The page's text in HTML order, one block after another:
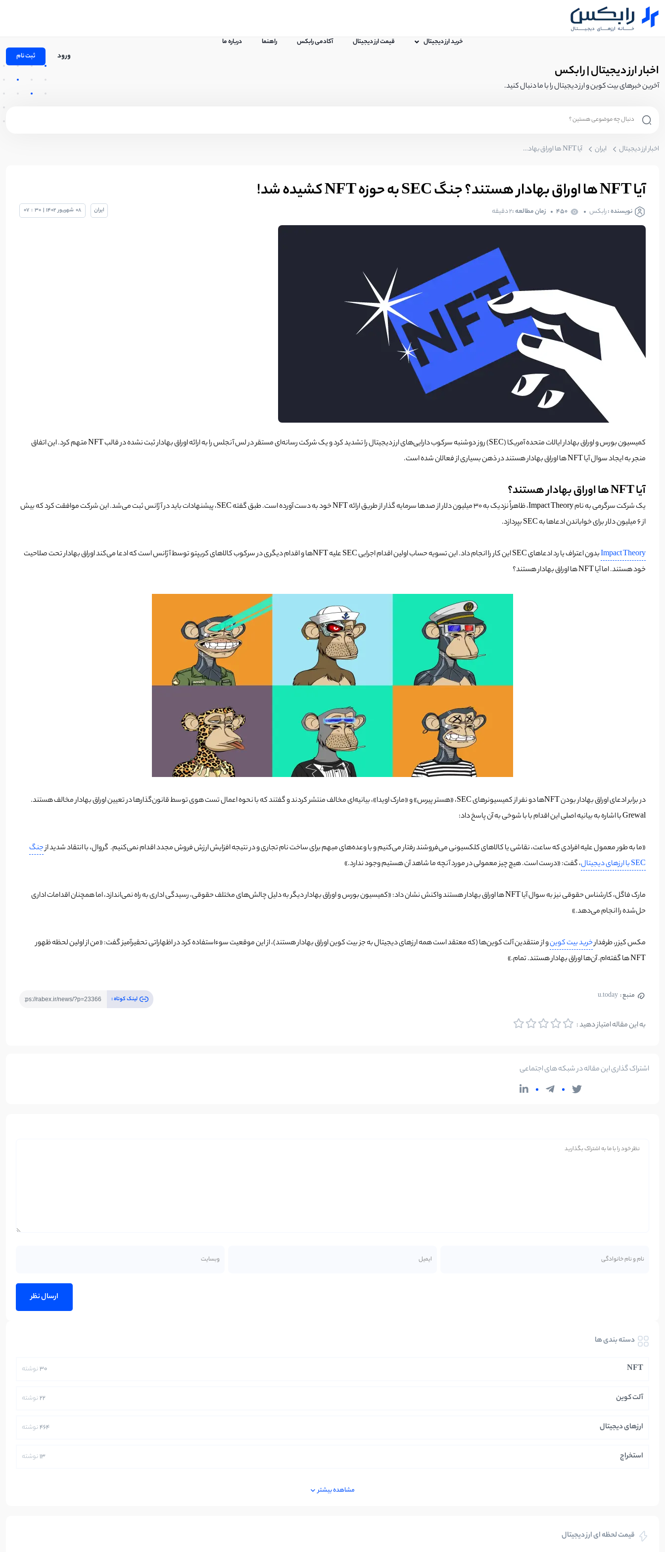
خرید ارز دیجیتال قیمت ارز دیجیتال آکادمی رابکس راهنما درباره ما
ورود ثبت نام
اخبار ارز دیجیتال | رابکس
آخرین خبرهای بیت کوین و ارز دیجیتال را با ما دنبال کنید.
اخبار ارز دیجیتال ایران آیا NFT ها اوراق بهادار هستند؟ جنگ SEC به حوزه NFT کشیده شد!
آیا NFT ها اوراق بهادار هستند؟ جنگ SEC به حوزه NFT کشیده شد!
نویسنده :رابکس 450 زمان مطالعه :2 دقیقه ایران 08 شهریور 1402
|
30
:
07
کمیسیون بورس و اوراق بهادار ایالات متحده آمریکا (SEC) روز دوشنبه سرکوب دارایی‌های ارز دیجیتال را تشدید کرد و یک شرکت رسانه‌ای مستقر در لس آنجلس را به ارائه اوراق بهادار ثبت نشده در قالب NFT متهم کرد. این اتفاق
منجر به ایجاد سوال آیا NFT ها اوراق بهادار هستند در ذهن بسیاری از فعالان شده است.
آیا NFT ها اوراق بهادار هستند؟
یک شرکت سرگرمی به نام Impact Theory، ظاهراً نزدیک به 30 میلیون دلار از صدها سرمایه گذار از طریق ارائه NFT خود به دست آورده است. طبق گفته SEC، پیشنهادات باید در آژانس ثبت می‌شد. این شرکت موافقت کرد که بیش
از 6 میلیون دلار برای خواباندن ادعاها به SEC بپردازد.
Impact Theory
بدون اعتراف یا رد ادعاهای SEC این کار را انجام داد. این تسویه حساب اولین اقدام اجرایی SEC علیه NFTها و اقدام دیگری در سرکوب کالاهای کریپتو توسط آژانس است که ادعا می‌کند اوراق بهادار تحت صلاحیت
خود هستند. اما آیا NFT ها اوراق بهادار هستند؟
در برابر ادعای اوراق بهادار بودن NFT‌ها دو نفر از کمیسیونرهای SEC، «هستر پیرس» و «مارک اویدا»، بیانیه‌ای مخالف منتشر کردند و گفتند که با نحوه اعمال تست هوی توسط قانون‌گذارها در تعیین اوراق بهادار مخالف هستند.
Grewal با اشاره به بیانیه اصلی این اقدام با با شوخی به آن پاسخ داد:
«ما به طور معمول علیه افرادی که ساعت، نقاشی‌ یا کالاهای کلکسیونی می‌فروشند رفتار می‌کنیم و با وعده‌های مبهم برای ساخت نام تجاری و در نتیجه افزایش ارزش فروش مجدد اقدام نمی‌کنیم. گروال، با انتقاد شدید ازجنگ
SEC با ارزهای دیجیتال
، گفت: «درست است. هیچ چیز معمولی در مورد آنچه ما شاهد آن هستیم وجود ندارد.»
مارک فاگل، کارشناس حقوقی نیز به سوال آیا NFT ها اوراق بهادار هستند واکنش نشان داد: «کمیسیون بورس و اوراق بهادار دیگر به دلیل چالش‌های مختلف حقوقی، رسیدگی اداری به راه نمی‌اندازد، اما همچنان اقدامات اداری
حل‌شده را انجام می‌دهد.»
مکس کیزر، طرفدارخرید بیت کوینو از منتقدین آلت کوین‌ها (که معتقد است همه ارزهای دیجیتال به جز بیت کوین اوراق بهادار هستند)، از این موقعیت سوءاستفاده کرد در اظهاراتی تحقیرآمیز گفت: «من از اولین لحظه ظهور
NFT ها گفته‌ام. آن‌ها اوراق بهادار هستند. تمام.»
منبع : u.today
به این مقاله امتیاز دهید :
لینک کوتاه :
اشتراک گذاری این مقاله در شبکه های اجتماعی
دسته بندی ها
NFT
30نوشته
آلت کوین 22نوشته
ارزهای دیجیتال 464نوشته
استخراج 13نوشته
بلاکچین
مشاهده بیشتر
قیمت لحظه ای ارز دیجیتال